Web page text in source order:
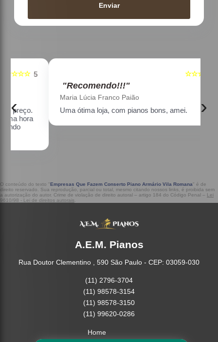
Enviar
5
"Recomendo!!!"
Maria Lúcia Franco Paião
Uma ótima loja, com pianos bons, amei.
‹ ›
O conteúdo do texto "Empresas Que Fazem Conserto Piano Armário Vila Romana" é de
direito reservado. Sua reprodução, parcial ou total, mesmo citando nossos links, é proibida sem
a autorização do autor. Crime de violação de direito autoral – artigo 184 do Código Penal – Lei
9610/98 - Lei de direitos autorais
A.E.M. Pianos
Rua Doutor Clementino , 590 São Paulo - CEP: 03059-030
(11) 2796-3704
(11) 98578-3154
(11) 98578-3150
(11) 99620-0286
Home